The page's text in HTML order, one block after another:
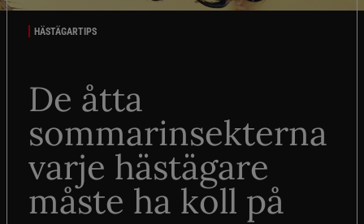
HÄSTÄGARTIPS
De åtta
sommarinsekterna
varje hästägare
måste ha koll på